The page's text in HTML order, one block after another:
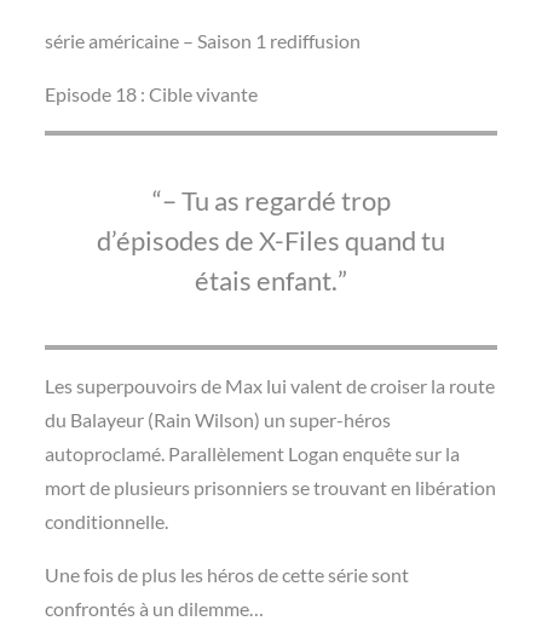
série américaine – Saison 1 rediffusion
Episode 18 : Cible vivante
– Tu as regardé trop
d’épisodes de X-Files quand tu
étais enfant.
Les superpouvoirs de Max lui valent de croiser la route
du Balayeur (Rain Wilson) un super-héros
autoproclamé. Parallèlement Logan enquête sur la
mort de plusieurs prisonniers se trouvant en libération
conditionnelle.
Une fois de plus les héros de cette série sont
confrontés à un dilemme…